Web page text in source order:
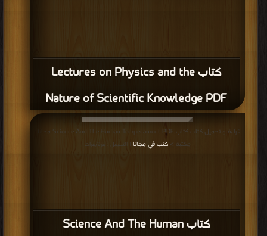
كتاب Lectures on Physics and the
Nature of Scientific Knowledge PDF
كتاب Science And The Human
قراءة و تحميل كتاب كتاب Science And The Human Temperament PDF مجانا |
مكتبة >كتب في مجانا | التحميل : مرة/مرات